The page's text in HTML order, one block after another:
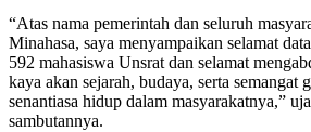
“Atas nama pemerintah dan seluruh
Minahasa, saya menyampaikan selamat
592 mahasiswa Unsrat dan selamat
kaya akan sejarah, budaya, serta semangat
senantiasa hidup dalam masyarakatnya,”
sambutannya.